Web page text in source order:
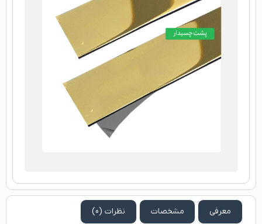
معرفی مشخصات نظرات (0)